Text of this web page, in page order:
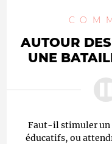
AUTOUR
UNE
Faut-il stimuler un
éducatifs, ou